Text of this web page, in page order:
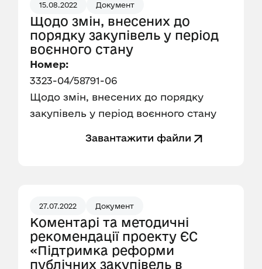
15.08.2022 Документ
Щодо змін, внесених до
порядку закупівель у період
воєнного стану
Номер:
3323-04/58791-06
Щодо змін, внесених до порядку
закупівель у період воєнного стану
Завантажити файли
27.07.2022 Документ
Коментарі та методичні
рекомендації проекту ЄС
«Підтримка реформи
публічних закупівель в